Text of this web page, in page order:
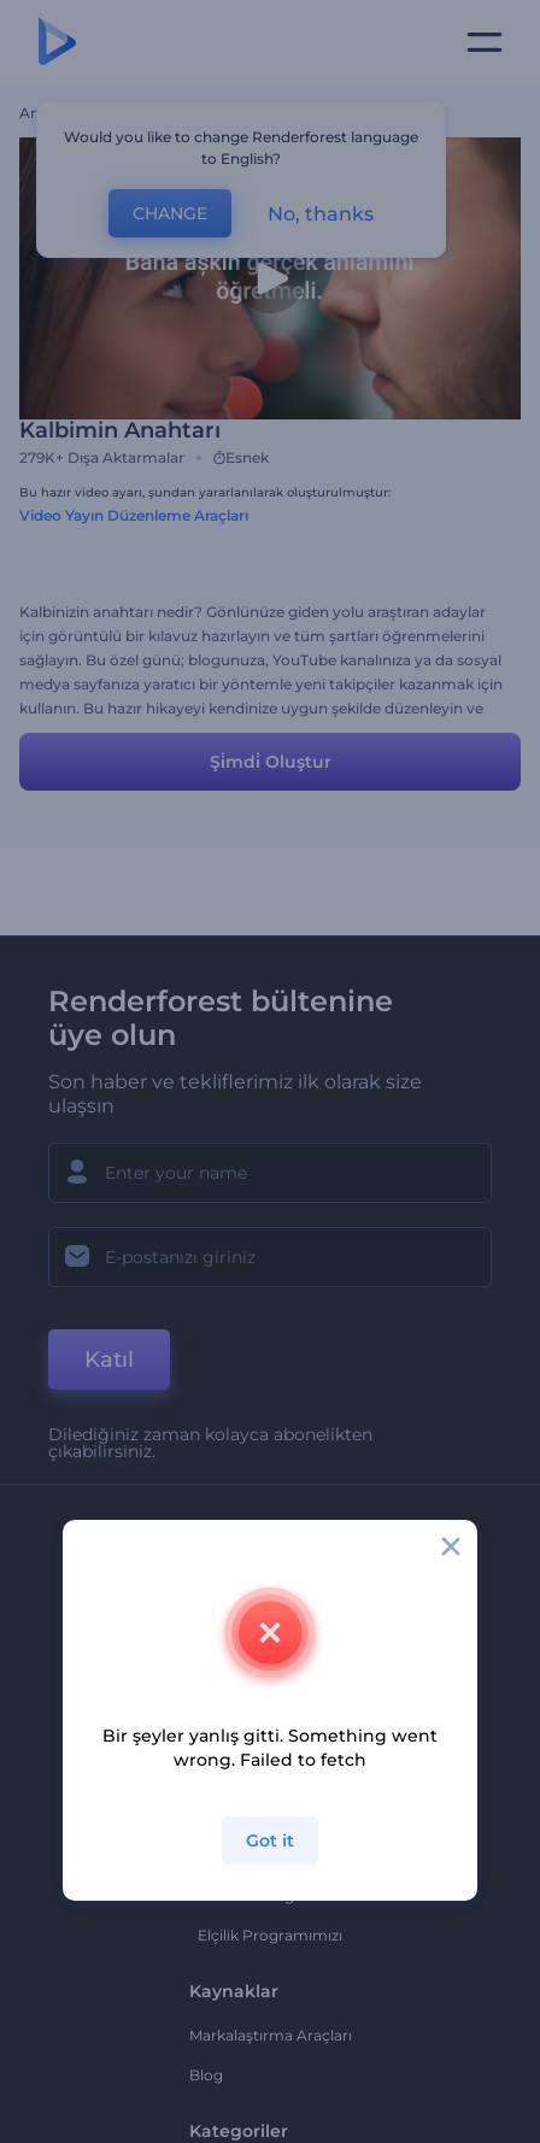
Ana Sayfa
Kalbimin Anahtarı
279K+ Dışa Aktarmalar Esnek
Bu hazır video ayarı, şundan yararlanılarak oluşturulmuştur:
Video Yayın Düzenleme Araçları
Kalbinizin anahtarı nedir? Gönlünüze giden yolu araştıran adaylar
için görüntülü bir kılavuz hazırlayın ve tüm şartları öğrenmelerini
sağlayın. Bu özel günü; blogunuza, YouTube kanalınıza ya da sosyal
medya sayfanıza yaratıcı bir yöntemle yeni takipçiler kazanmak için
kullanın. Bu hazır hikayeyi kendinize uygun şekilde düzenleyin ve
kendi versiyonunuzu birkaç dakika içinde yükleyin.
Şi̇mdi̇ Oluştur
Renderforest bültenine
üye olun
Son haber ve tekliflerimiz ilk olarak size
ulaşsın
Katıl
Dilediğiniz zaman kolayca abonelikten
çıkabilirsiniz.
İletişim
Kariyer
Ortaklık Programı
Elçilik Programımızı
Kaynaklar
Markalaştırma Araçları
Blog
Kategoriler
Would you like to change Renderforest language
to English?
CHANGE No, thanks
Bir şeyler yanlış gitti. Something went
wrong. Failed to fetch
Got it